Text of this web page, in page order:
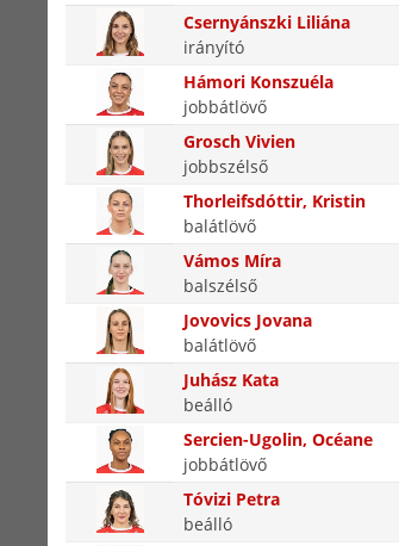
Csernyánszki Liliána
irányító
Hámori Konszuéla
jobbátlövő
Grosch Vivien
jobbszélső
Thorleifsdóttir, Kristin
balátlövő
Vámos Míra
balszélső
Jovovics Jovana
balátlövő
Juhász Kata
beálló
Sercien-Ugolin, Océane
jobbátlövő
Tóvizi Petra
beálló